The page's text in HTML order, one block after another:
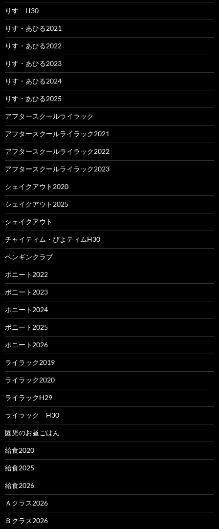
りす H30
りす・あひる2021
りす・あひる2022
りす・あひる2023
りす・あひる2024
りす・あひる2025
アフタースクールライラック
アフタースクールライラック2021
アフタースクールライラック2022
アフタースクールライラック2023
シェイクアウト2020
シェイクアウト2025
シェイクアウト
チャイティム・ぴよティムH30
ペンギンクラブ
ポニート2022
ポニート2023
ポニート2024
ポニート2025
ポニート2026
ライラック2019
ライラック2020
ライラックH29
ライラック H30
園児のお昼ごはん
給食2020
給食2025
給食2026
Ａクラス2026
Ｂクラス2026